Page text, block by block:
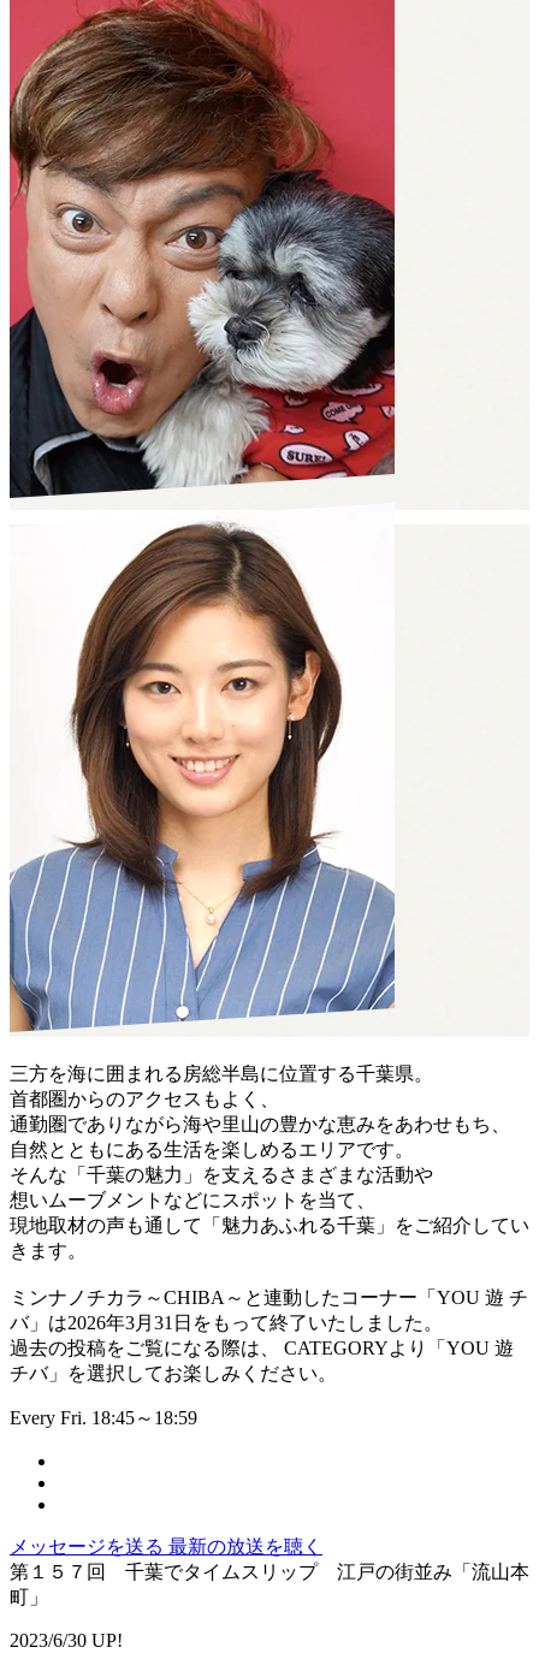
三方を海に囲まれる房総半島に位置する千葉県。
首都圏からのアクセスもよく、
通勤圏でありながら海や里山の豊かな恵みをあわせもち、
自然とともにある生活を楽しめるエリアです。
そんな「千葉の魅力」を支えるさまざまな活動や
想いムーブメントなどにスポットを当て、
現地取材の声も通して「魅力あふれる千葉」をご紹介してい
きます。
ミンナノチカラ～CHIBA～と連動したコーナー「YOU 遊 チ
バ」は2026年3月31日をもって終了いたしました。
過去の投稿をご覧になる際は、 CATEGORYより「YOU 遊
チバ」を選択してお楽しみください。
Every Fri. 18:45～18:59
メッセージを送る 最新の放送を聴く
第１５７回 千葉でタイムスリップ 江戸の街並み「流山本
町」
2023/6/30 UP!